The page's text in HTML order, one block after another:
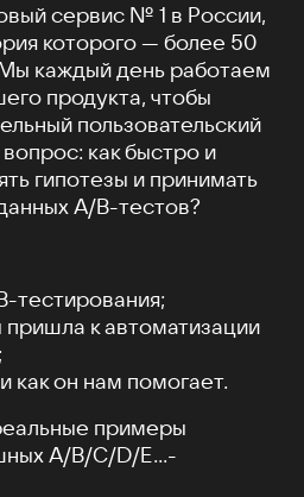
сервис № 1 в России,
которого — более 50
каждый день работаем
продукта, чтобы
пользовательский
как быстро и
гипотезы и принимать
A/B-тестов?
тестирования;
к автоматизации
как он нам помогает.
примеры
A/B/C/D/E...-